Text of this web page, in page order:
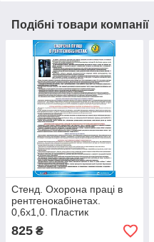
Подібні товари компанії
Стенд. Охорона праці в
рентгенокабінетах.
0,6х1,0. Пластик
825 ₴